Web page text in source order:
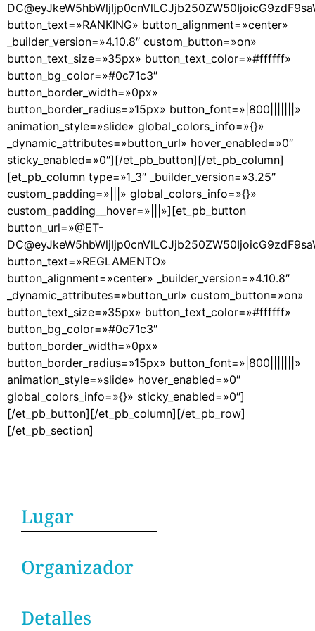
button_text=»RANKING» button_alignment=»center»
_builder_version=»4.10.8″ custom_button=»on»
button_text_size=»35px» button_text_color=»#ffffff»
button_bg_color=»#0c71c3″
button_border_width=»0px»
button_border_radius=»15px» button_font=»|800|||||||»
animation_style=»slide» global_colors_info=»{}»
_dynamic_attributes=»button_url» hover_enabled=»0″
sticky_enabled=»0″][/et_pb_button][/et_pb_column]
[et_pb_column type=»1_3″ _builder_version=»3.25″
custom_padding=»|||» global_colors_info=»{}»
custom_padding__hover=»|||»][et_pb_button
button_url=»@ET-
button_text=»REGLAMENTO»
button_alignment=»center» _builder_version=»4.10.8″
_dynamic_attributes=»button_url» custom_button=»on»
button_text_size=»35px» button_text_color=»#ffffff»
button_bg_color=»#0c71c3″
button_border_width=»0px»
button_border_radius=»15px» button_font=»|800|||||||»
animation_style=»slide» hover_enabled=»0″
global_colors_info=»{}» sticky_enabled=»0″]
[/et_pb_button][/et_pb_column][/et_pb_row]
[/et_pb_section]
Lugar
Organizador
Detalles